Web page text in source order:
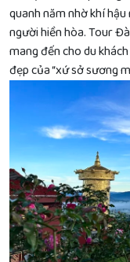
quanh năm nhờ khí
người hiền hòa. Tour
mang đến cho du
đẹp của “xứ sở sương